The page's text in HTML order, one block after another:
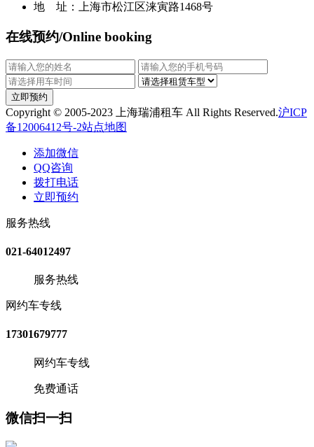
地 址：上海市松江区涞寅路1468号
在线预约/Online booking
立即预约
Copyright © 2005-2023 上海瑞浦租车 All Rights Reserved.沪ICP
备12006412号-2站点地图
添加微信
QQ咨询
拨打电话
立即预约
服务热线
021-64012497
服务热线
网约车专线
17301679777
网约车专线
免费通话
微信扫一扫